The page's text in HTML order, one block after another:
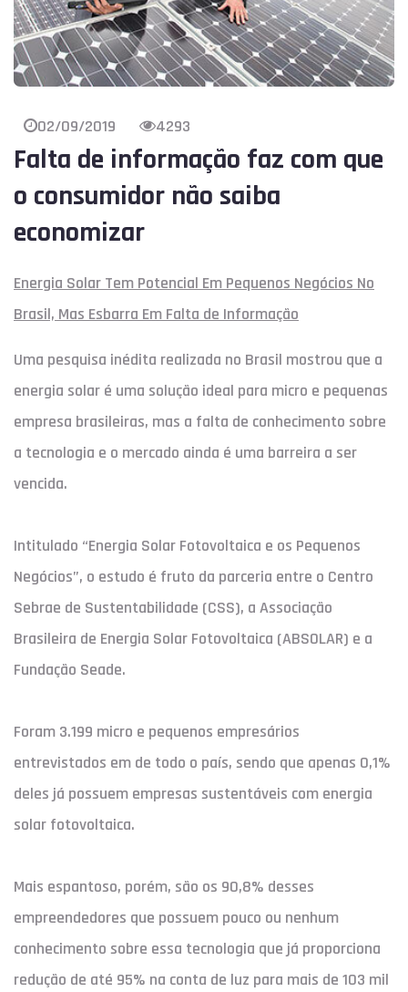
02/09/2019 4293
Falta de informação faz com que
o consumidor não saiba
economizar
Energia Solar Tem Potencial Em Pequenos Negócios No
Brasil, Mas Esbarra Em Falta de Informação
Uma pesquisa inédita realizada no Brasil mostrou que a
energia solar é uma solução ideal para micro e pequenas
empresa brasileiras, mas a falta de conhecimento sobre
a tecnologia e o mercado ainda é uma barreira a ser
vencida.
Intitulado “Energia Solar Fotovoltaica e os Pequenos
Negócios”, o estudo é fruto da parceria entre o Centro
Sebrae de Sustentabilidade (CSS), a Associação
Brasileira de Energia Solar Fotovoltaica (ABSOLAR) e a
Fundação Seade.
Foram 3.199 micro e pequenos empresários
entrevistados em de todo o país, sendo que apenas 0,1%
deles já possuem empresas sustentáveis com energia
solar fotovoltaica.
Mais espantoso, porém, são os 90,8% desses
empreendedores que possuem pouco ou nenhum
conhecimento sobre essa tecnologia que já proporciona
redução de até 95% na conta de luz para mais de 103 mil